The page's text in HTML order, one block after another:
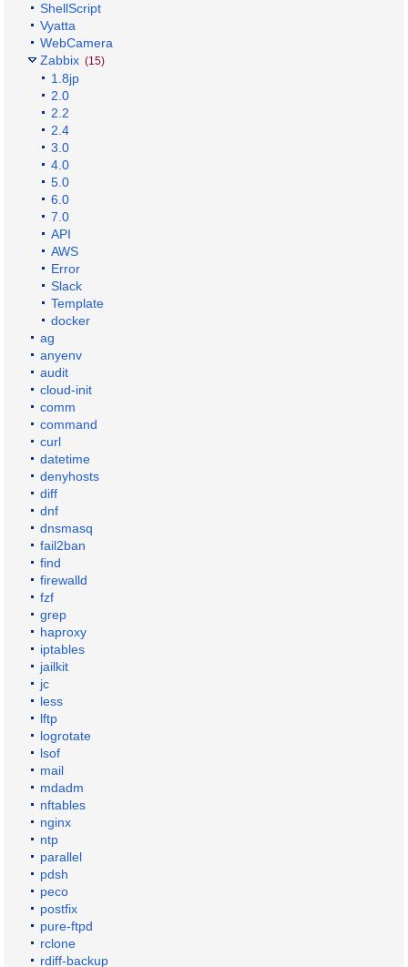
ShellScript
Vyatta
WebCamera
Zabbix (15)
1.8jp
2.0
2.2
2.4
3.0
4.0
5.0
6.0
7.0
API
AWS
Error
Slack
Template
docker
ag
anyenv
audit
cloud-init
comm
command
curl
datetime
denyhosts
diff
dnf
dnsmasq
fail2ban
find
firewalld
fzf
grep
haproxy
iptables
jailkit
jc
less
lftp
logrotate
lsof
mail
mdadm
nftables
nginx
ntp
parallel
pdsh
peco
postfix
pure-ftpd
rclone
rdiff-backup